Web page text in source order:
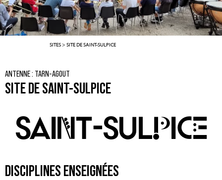
SITES> SITE DE SAINT-SULPICE
ANTENNE : TARN-AGOUT
SITE DE SAINT-SULPICE
saiNt-sulPicE
DISCIPLINES ENSEIGNÉES